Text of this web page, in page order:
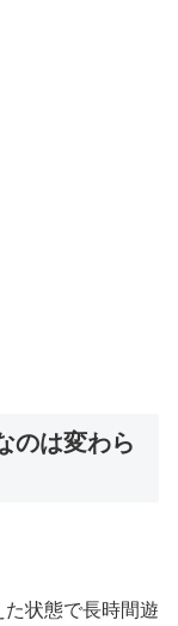
のは変わら
状態で長時間遊